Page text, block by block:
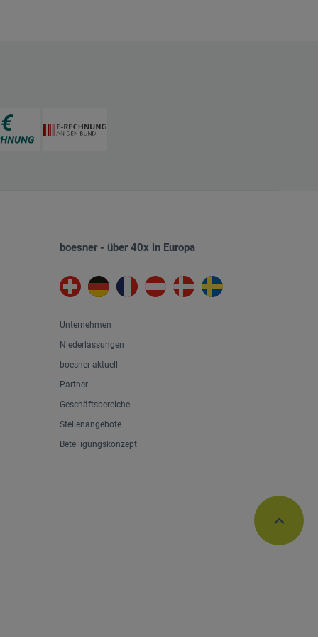
boesner - über 40x in Europa
Unternehmen
Niederlassungen
boesner aktuell
Partner
Geschäftsbereiche
Stellenangebote
Beteiligungskonzept